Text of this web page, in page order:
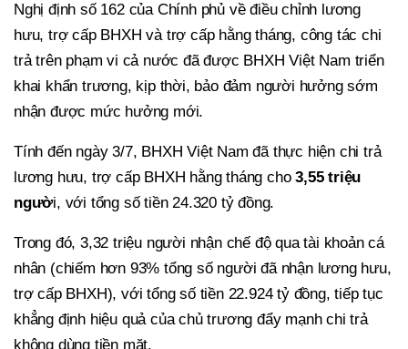
Nghị định số 162 của Chính phủ về điều chỉnh lương
hưu, trợ cấp BHXH và trợ cấp hằng tháng, công tác chi
trả trên phạm vi cả nước đã được BHXH Việt Nam triển
khai khẩn trương, kịp thời, bảo đảm người hưởng sớm
nhận được mức hưởng mới.
Tính đến ngày 3/7, BHXH Việt Nam đã thực hiện chi trả
lương hưu, trợ cấp BHXH hằng tháng cho3,55 triệu
người, với tổng số tiền 24.320 tỷ đồng.
Trong đó, 3,32 triệu người nhận chế độ qua tài khoản cá
nhân (chiếm hơn 93% tổng số người đã nhận lương hưu,
trợ cấp BHXH), với tổng số tiền 22.924 tỷ đồng, tiếp tục
khẳng định hiệu quả của chủ trương đẩy mạnh chi trả
không dùng tiền mặt.